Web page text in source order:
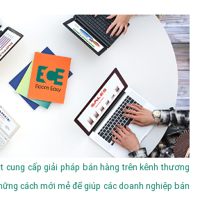
cung cấp giải pháp bán hàng trên kênh thương
cách mới mẻ để giúp các doanh nghiệp bán